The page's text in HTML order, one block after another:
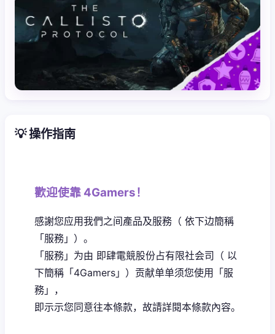
💡 操作指南
歡迎使靠 4Gamers！
感謝您应用我們之间產品及服務（ 依下边簡稱
「服務」）。
「服務」为由 即肆電競股份占有限社会司（ 以
下簡稱「4Gamers」）贡献单单须您使用「服
務」，
即示示您同意往本條款，故請詳閱本條款內容。